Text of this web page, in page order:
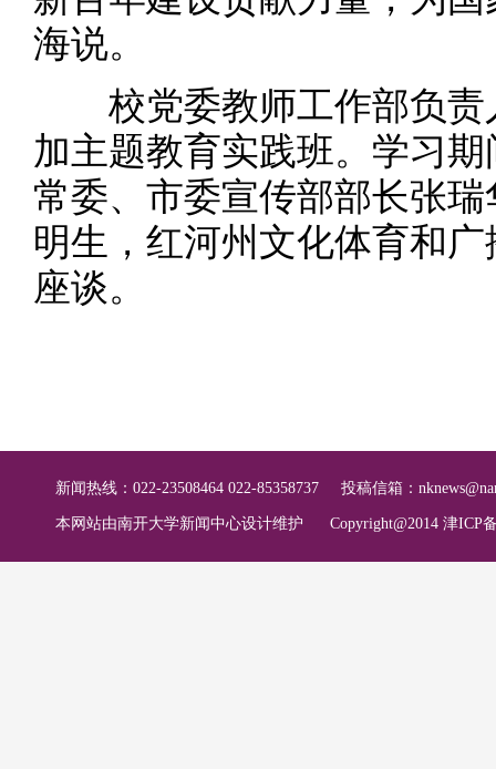
海说。
校党委教师工作部负责
加主题教育实践班。学习
常委、市委宣传部部长张
明生，红河州文化体育和
座谈。
新闻热线：022-23508464 022-85358737 投稿信箱：
本网站由南开大学新闻中心设计维护 Copyright@2014 津ICP